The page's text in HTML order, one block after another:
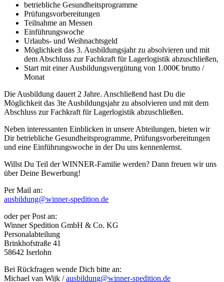
betriebliche Gesundheitsprogramme
Prüfungsvorbereitungen
Teilnahme an Messen
Einführungswoche
Urlaubs- und Weihnachtsgeld
Möglichkeit das 3. Ausbildungsjahr zu absolvieren und mit
dem Abschluss zur Fachkraft für Lagerlogistik abzuschließen,
Start mit einer Ausbildungsvergütung von 1.000€ brutto /
Monat
Die Ausbildung dauert 2 Jahre. Anschließend hast Du die
Möglichkeit das 3te Ausbildungsjahr zu absolvieren und mit dem
Abschluss zur Fachkraft für Lagerlogistik abzuschließen.
Neben interessanten Einblicken in unsere Abteilungen, bieten wir
Dir betriebliche Gesundheitsprogramme, Prüfungsvorbereitungen
und eine Einführungswoche in der Du uns kennenlernst.
Willst Du Teil der WINNER-Familie werden? Dann freuen wir uns
über Deine Bewerbung!
Per Mail an:
ausbildung@winner-spedition.de
oder per Post an:
Winner Spedition GmbH & Co. KG
Personalabteilung
Brinkhofstraße 41
58642 Iserlohn
Bei Rückfragen wende Dich bitte an:
Michael van Wijk /ausbildung@winner-spedition.de